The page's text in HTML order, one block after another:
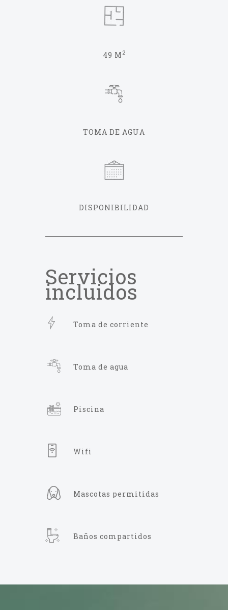
49 M 2
TOMA DE AGUA
DISPONIBILIDAD
Servicios
incluidos
Toma de corriente
Toma de agua
Piscina
Wifi
Mascotas permitidas
Baños compartidos